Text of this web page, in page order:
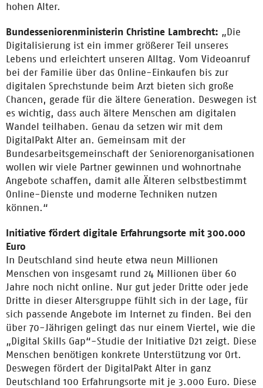
hohen Alter.
Bundesseniorenministerin Christine Lambrecht: „Die
Digitalisierung ist ein immer größerer Teil unseres
Lebens und erleichtert unseren Alltag. Vom Videoanruf
bei der Familie über das Online-Einkaufen bis zur
digitalen Sprechstunde beim Arzt bieten sich große
Chancen, gerade für die ältere Generation. Deswegen ist
es wichtig, dass auch ältere Menschen am digitalen
Wandel teilhaben. Genau da setzen wir mit dem
DigitalPakt Alter an. Gemeinsam mit der
Bundesarbeitsgemeinschaft der Seniorenorganisationen
wollen wir viele Partner gewinnen und wohnortnahe
Angebote schaffen, damit alle Älteren selbstbestimmt
Online-Dienste und moderne Techniken nutzen
können.“
Initiative fördert digitale Erfahrungsorte mit 300.000
Euro
In Deutschland sind heute etwa neun Millionen
Menschen von insgesamt rund 24 Millionen über 60
Jahre noch nicht online. Nur gut jeder Dritte oder jede
Dritte in dieser Altersgruppe fühlt sich in der Lage, für
sich passende Angebote im Internet zu finden. Bei den
über 70-Jährigen gelingt das nur einem Viertel, wie die
„Digital Skills Gap“-Studie der Initiative D21 zeigt. Diese
Menschen benötigen konkrete Unterstützung vor Ort.
Deswegen fördert der DigitalPakt Alter in ganz
Deutschland 100 Erfahrungsorte mit je 3.000 Euro. Diese